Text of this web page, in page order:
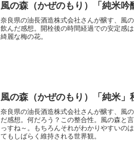
風の森（かぜのもり）「純米吟
奈良県の油長酒造株式会社さんが醸す、風
飲んだ感想。開栓後の時間経過での安定感
綺麗な梅の花。
風の森（かぜのもり）「純米」
奈良県の油長酒造株式会社さんが醸す、風
だ感想。何だろう？この整合性。風の森と
っすね～。もちろんそれがわかりやすいの
てもしばらく維持される世界観。